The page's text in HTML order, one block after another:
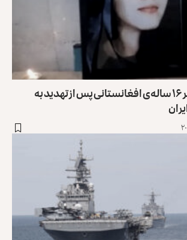
خودکشی یک دختر ۱۶ ساله‌ی افغانستانی پس از تهدید به